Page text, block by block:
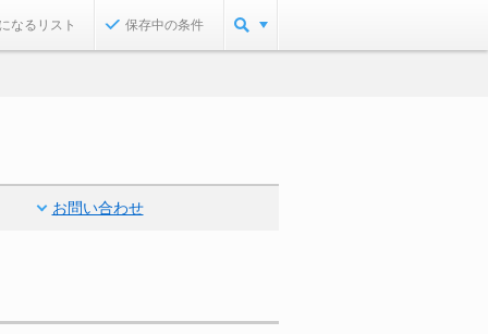
なるリスト 保存中の条件
お問い合わせ